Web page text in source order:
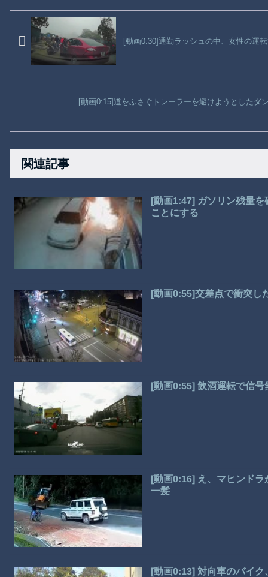
[動画0:30]通勤ラッシュの中、女性の運
[動画0:15]道をふさぐトレーラーを避けようとしたダ
関連記事
[動画1:47] ガソリン残量
ことにする
[動画0:55]交差点で衝突し
[動画0:55] 飲酒運転で信
[動画0:16] え、マヒンド
一髪
[動画0:13] 対向車のバイ